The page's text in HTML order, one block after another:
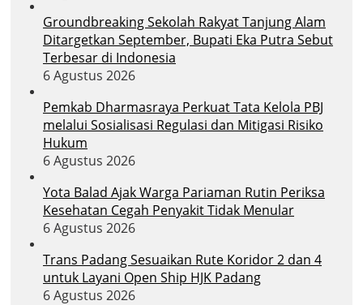
Groundbreaking Sekolah Rakyat Tanjung Alam
Ditargetkan September, Bupati Eka Putra Sebut
Terbesar di Indonesia
6 Agustus 2026
Pemkab Dharmasraya Perkuat Tata Kelola PBJ
melalui Sosialisasi Regulasi dan Mitigasi Risiko
Hukum
6 Agustus 2026
Yota Balad Ajak Warga Pariaman Rutin Periksa
Kesehatan Cegah Penyakit Tidak Menular
6 Agustus 2026
Trans Padang Sesuaikan Rute Koridor 2 dan 4
untuk Layani Open Ship HJK Padang
6 Agustus 2026